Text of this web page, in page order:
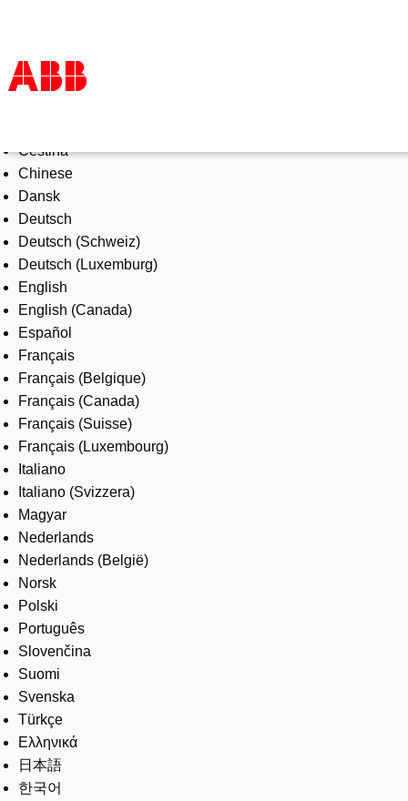
Products & Solutions
Industries
Services
About us
Where to buy
Contact us
Careers
Čeština
Chinese
Dansk
Deutsch
Deutsch (Schweiz)
Deutsch (Luxemburg)
English
English (Canada)
Español
Français
Français (Belgique)
Français (Canada)
Français (Suisse)
Français (Luxembourg)
Italiano
Italiano (Svizzera)
Magyar
Nederlands
Nederlands (België)
Norsk
Polski
Português
Slovenčina
Suomi
Svenska
Türkçe
Ελληνικά
日本語
한국어